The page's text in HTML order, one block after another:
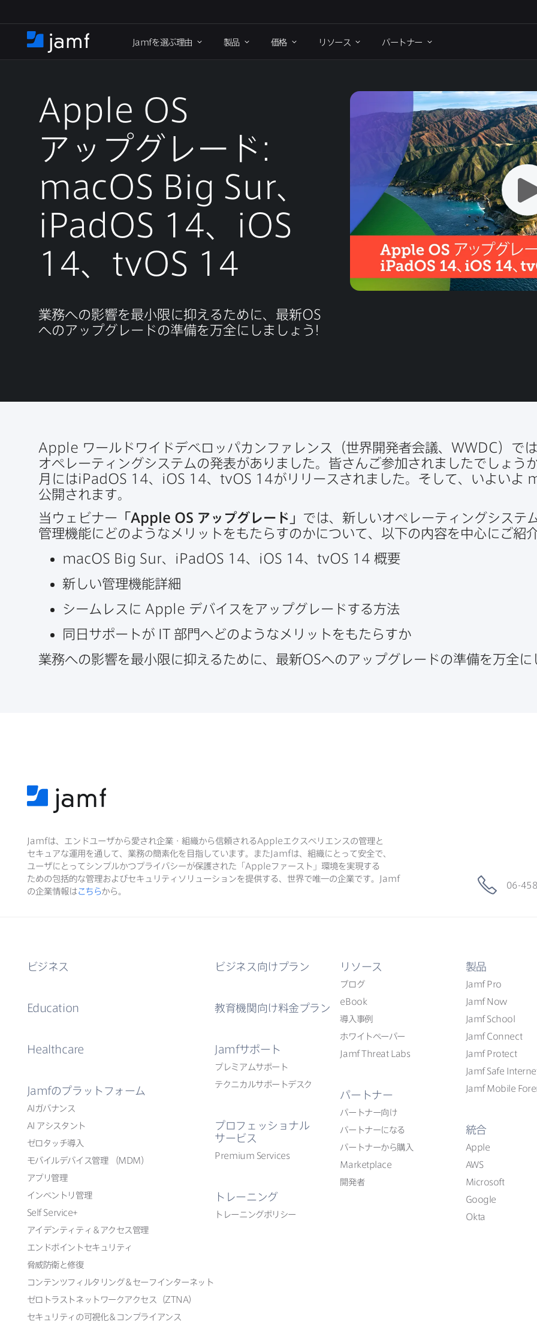
イ
ン
に
ホ
ー
Jamfを​選ぶ理由 製品 価格 リソース パートナー
Apple OS
アップグレード:
macOS Big Sur、
iPadOS 14、 iOS
14、 tvOS 14
業務への​影響を​最小限に​抑える​ために、​最新OS
への​アップグレードの​準備を​万全に​しましょう​!
Apple ワールドワイドデベロッパカンファレンス​（世界開発者会議、 WWDC ）で
オペレーティングシステムの​発表が​ありました。​皆さん​ご参加されましたでしょう
月にはiPadOS 14、 iOS 14、 tvOS 14が​リリースされました。​そして、​いよいよ
公開されます。
当ウェビナー 「Apple OS アップグレード」 では、​新しい​オペレーティングシステ
管理機能に​どのような​メリットを​もたらすのかに​ついて、​以下の​内容を​中心に​ご紹
macOS Big Sur、 iPadOS 14、 iOS 14、 tvOS 14 概要
新しい​管理機能詳細
シームレスに Apple デバイスを​アップグレードする​方​法
同日サポートが IT 部​門へどのような​メリットを​もたらすか
業務への​影響を​最小限に​抑える​ために、​最新OSへの​アップグレードの​準備を​万全に​
Jamfは、​エンドユーザから​愛され企業・組織から​信頼されるApple エクスペリエンスの​管理と​
セキュアな​運用を​通して、​業務の​簡素化を​目指しています。​また Jamfは、​組織に​とって​安全で、​
ユーザに​とって​シンプルかつプライバシーが​保護された​「 Apple ファースト」環境を​実現する​
ための​包括的な​管理および​セキュリティソリューションを​提供する、​世界で​唯一の​企業です。
Jamf
の​企業情報はこちらから。
06-
ビジネス
Education
Healthcare
Jamfの​プラットフォーム
AI ガバナンス
AI アシスタント
ゼロタッチ導入
モバイルデバイス管理
（MDM ）
アプリ管理
インベントリ管理
Self Service+
アイデンティティ＆アクセス管理
エンドポイントセキュリティ
脅威防衛と​修復
コンテンツフィルタリング＆セーフインターネット
ゼロトラストネットワークアクセス​（ZTNA）
セキュリティの​可視化＆コンプライアンス
ビジネス向けプラン
教育機関向け料金プラン
Jamfサポート
プレミアムサポート
テクニカルサポートデスク
プロフェッショナル
サービス
Premium Services
トレーニング
トレーニングポリシー
リソース
ブログ
eBook
導入事例
ホワイトペーパー
Jamf Threat Labs
パートナー
パートナー向け
パートナーに​なる
パートナーから​購入
Marketplace
開発者
製品
Jamf Pro
Jamf Now
Jamf School
Jamf Connect
Jamf Protect
Jamf Safe
Jamf Mobile
統合
Apple
AWS
Microsoft
Google
Okta